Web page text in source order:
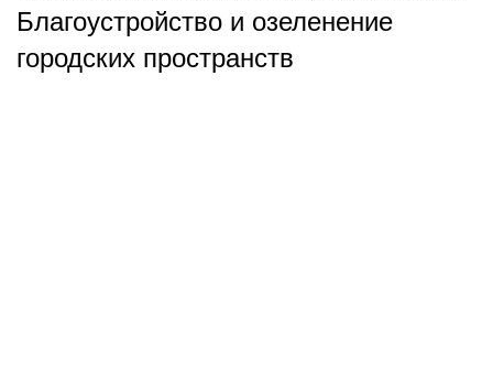
Благоустройство и озеленение
городских пространств